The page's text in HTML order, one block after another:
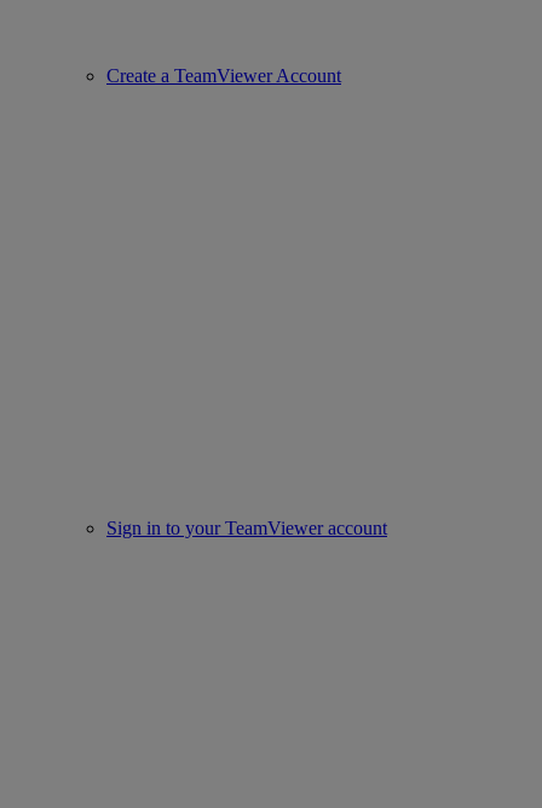
Create a TeamViewer Account
Sign in to your TeamViewer account